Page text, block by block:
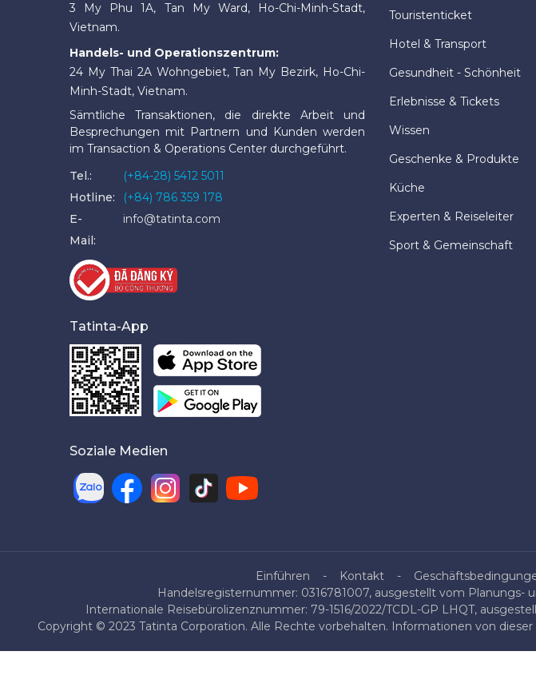
3 My Phu 1A, Tan My Ward, Ho-Chi-Minh-Stadt,
Vietnam.
Handels- und Operationszentrum:
24 My Thai 2A Wohngebiet, Tan My Bezirk, Ho-Chi-
Minh-Stadt, Vietnam.
Sämtliche Transaktionen, die direkte Arbeit und
Besprechungen mit Partnern und Kunden werden
im Transaction & Operations Center durchgeführt.
Tel.:
(+84-28) 5412 5011
Hotline:
(+84) 786 359 178
E-
Mail:
info@tatinta.com
Tatinta-App
Soziale Medien
Touristenticket
Hotel & Transport
Gesundheit - Schönheit
Erlebnisse & Tickets
Wissen
Geschenke & Produkte
Küche
Experten & Reiseleiter
Sport & Gemeinschaft
Einführen Kontakt
Handelsregisternummer: 0316781007, ausgestellt vom Planungs-
Internationale Reisebürolizenznummer: 79-1516/2022/TCDL-GP LHQT,
Copyright © 2023 Tatinta Corporation. Alle Rechte vorbehalten. Informationen von